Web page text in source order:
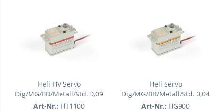
Heli HV Servo
Dig/MG/BB/Metall/Std. 0,09
sec/18,4kg 72,6g
Art-Nr.: HT1100
Heli Servo
Dig/MG/BB/Metall/Std. 0,04
sec/6,4kg 71,8g
Art-Nr.: HG900